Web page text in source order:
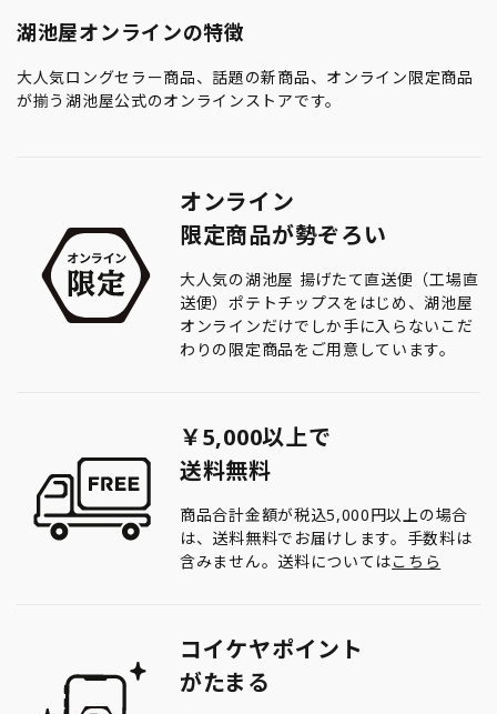
湖池屋オンラインの特徴
大人気ロングセラー商品、話題の新商品、オンライン限定商品
が揃う湖池屋公式のオンラインストアです。
オンライン
限定商品が勢ぞろい
大人気の湖池屋 揚げたて直送便（工場直
送便）ポテトチップスをはじめ、湖池屋
オンラインだけでしか手に入らないこだ
わりの限定商品をご用意しています。
￥5,000以上で
送料無料
商品合計金額が税込5,000円以上の場合
は、送料無料でお届けします。手数料は
含みません。送料についてはこちら
コイケヤポイント
がたまる